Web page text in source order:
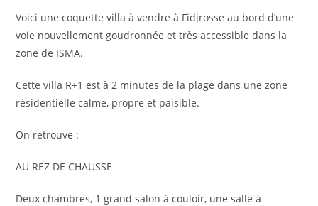
Voici une coquette villa à vendre à Fidjrosse au bord d’une
voie nouvellement goudronnée et très accessible dans la
zone de ISMA.
Cette villa R+1 est à 2 minutes de la plage dans une zone
résidentielle calme, propre et paisible.
On retrouve :
AU REZ DE CHAUSSE
Deux chambres, 1 grand salon à couloir, une salle à